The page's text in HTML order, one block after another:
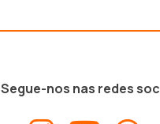
Segue-nos nas redes